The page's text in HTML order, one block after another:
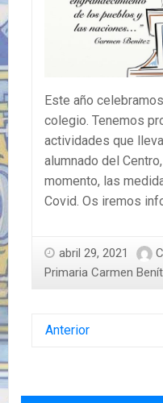
Este año
colegio. Tenemos
actividades que
alumnado del
momento, las
Covid. Os iremos
abril 29, 2021
Primaria Carmen
Anterior